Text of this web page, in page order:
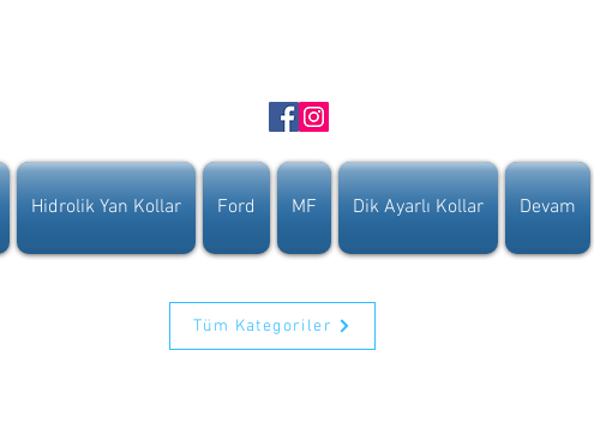
Hidrolik Yan Kollar Ford MF Dik Ayarlı Kollar Devam
Tüm Kategoriler